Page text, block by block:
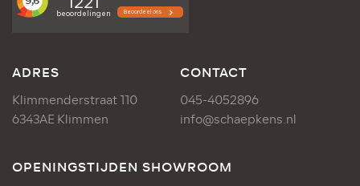
ADRES
Klimmenderstraat 110
6343AE Klimmen
CONTACT
045-4052896
info@schaepkens.nl
OPENINGSTIJDEN SHOWROOM